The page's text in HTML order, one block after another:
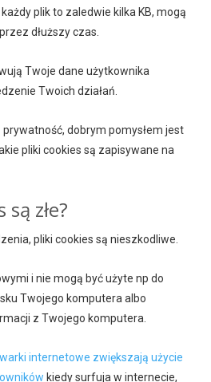
plik to zaledwie kilka KB, mogą
dłuższy czas.
Twoje dane użytkownika
Twoich działań.
dobrym pomysłem jest
pliki cookies są zapisywane na
złe?
pliki cookies są nieszkodliwe.
i nie mogą być użyte np do
Twojego komputera albo
z Twojego komputera.
internetowe zwiększają użycie
kiedy surfuja w internecie,